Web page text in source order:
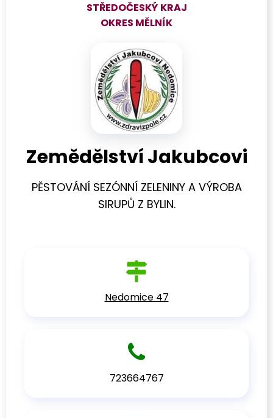
STŘEDOČESKÝ KRAJ
OKRES MĚLNÍK
Zemědělství Jakubcovi
PĚSTOVÁNÍ SEZÓNNÍ ZELENINY A VÝROBA
SIRUPŮ Z BYLIN.
Nedomice 47
723664767